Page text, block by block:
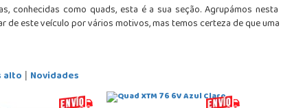
conhecidas como quads, esta é a sua seção. Agrupámos
de este veículo por vários motivos, mas temos certeza de que
alto | Novidades